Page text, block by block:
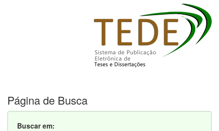
Página de Busca
Buscar em: